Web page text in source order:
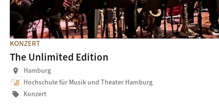
KONZERT
The Unlimited Edition
location_on
Hamburg
Hochschule für Musik und Theater Hamburg
sell Konzert